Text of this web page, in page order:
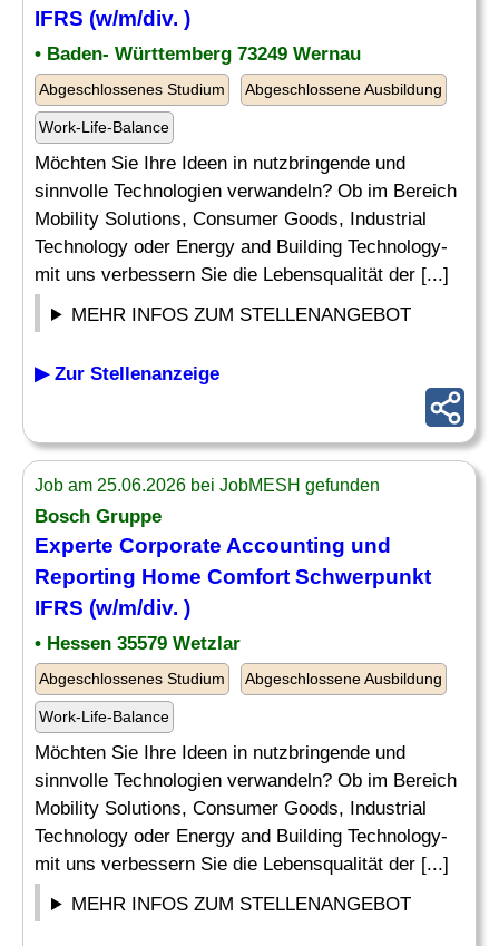
IFRS (w/m/div. )
• Baden- Württemberg 73249 Wernau
Abgeschlossenes Studium Abgeschlossene Ausbildung
Work-Life-Balance
Möchten Sie Ihre Ideen in nutzbringende und
sinnvolle Technologien verwandeln? Ob im Bereich
Mobility Solutions, Consumer Goods, Industrial
Technology oder Energy and Building Technology-
mit uns verbessern Sie die Lebensqualität der [...]
MEHR INFOS ZUM STELLENANGEBOT
▶ Zur Stellenanzeige
Job am 25.06.2026 bei JobMESH gefunden
Bosch Gruppe
Experte Corporate Accounting und
Reporting Home Comfort Schwerpunkt
IFRS (w/m/div. )
• Hessen 35579 Wetzlar
Abgeschlossenes Studium Abgeschlossene Ausbildung
Work-Life-Balance
Möchten Sie Ihre Ideen in nutzbringende und
sinnvolle Technologien verwandeln? Ob im Bereich
Mobility Solutions, Consumer Goods, Industrial
Technology oder Energy and Building Technology-
mit uns verbessern Sie die Lebensqualität der [...]
MEHR INFOS ZUM STELLENANGEBOT